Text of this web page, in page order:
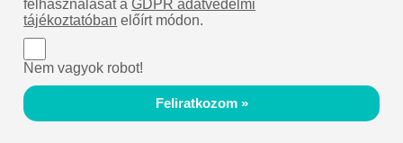
felhasználását aGDPR adatvédelmi
tájékoztatóban előírt módon.
Nem vagyok robot!
Feliratkozom »